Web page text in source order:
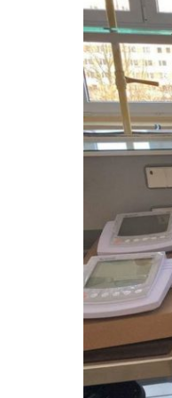
– woda nieprzydatna do
ma Rybnik?
kolejnych afer w